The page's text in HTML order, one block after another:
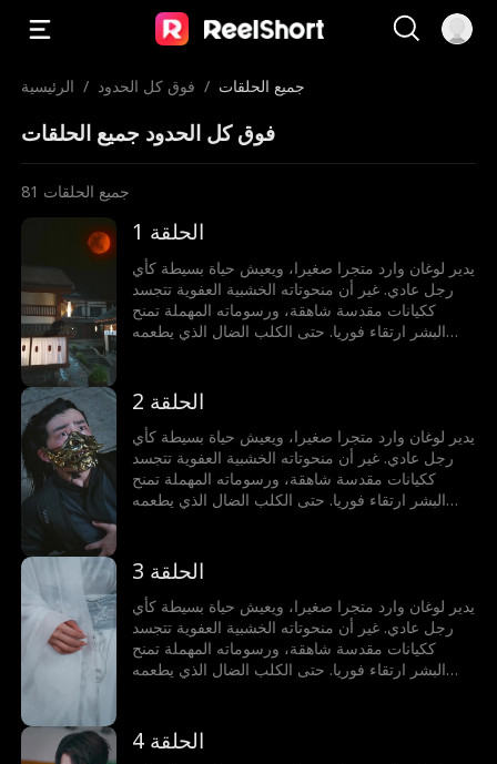
الرئيسية / فوق كل الحدود / جميع الحلقات
فوق كل الحدود جميع الحلقات
81 جميع الحلقات
الحلقة 1
يدير لوغان وارد متجرا صغيرا، ويعيش حياة بسيطة كأي
رجل عادي. غير أن منحوتاته الخشبية العفوية تتجسد
ككيانات مقدسة شاهقة، ورسوماته المهملة تمنح
البشر ارتقاء فوريا. حتى الكلب الضال الذي يطعمه
أيا من ذلك!الحلقة 2
يدير لوغان وارد متجرا صغيرا، ويعيش حياة بسيطة كأي
رجل عادي. غير أن منحوتاته الخشبية العفوية تتجسد
ككيانات مقدسة شاهقة، ورسوماته المهملة تمنح
البشر ارتقاء فوريا. حتى الكلب الضال الذي يطعمه
أيا من ذلك!الحلقة 3
يدير لوغان وارد متجرا صغيرا، ويعيش حياة بسيطة كأي
رجل عادي. غير أن منحوتاته الخشبية العفوية تتجسد
ككيانات مقدسة شاهقة، ورسوماته المهملة تمنح
البشر ارتقاء فوريا. حتى الكلب الضال الذي يطعمه
أيا من ذلك!الحلقة 4